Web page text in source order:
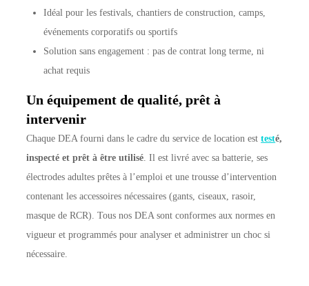
Idéal pour les festivals, chantiers de construction, camps,
événements corporatifs ou sportifs
Solution sans engagement : pas de contrat long terme, ni
achat requis
Un équipement de qualité, prêt à
intervenir
Chaque DEA fourni dans le cadre du service de location esttesté,
inspecté et prêt à être utilisé . Il est livré avec sa batterie, ses
électrodes adultes prêtes à l’emploi et une trousse d’intervention
contenant les accessoires nécessaires (gants, ciseaux, rasoir,
masque de RCR). Tous nos DEA sont conformes aux normes en
vigueur et programmés pour analyser et administrer un choc si
nécessaire.